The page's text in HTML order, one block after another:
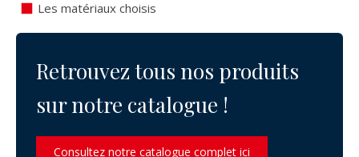
Les matériaux choisis
Retrouvez tous nos produits
sur notre catalogue !
Consultez notre catalogue complet ici